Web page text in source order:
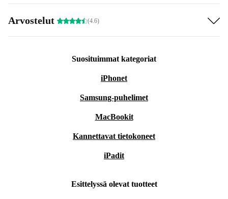
Arvostelut (4.6)
Suosituimmat kategoriat
iPhonet
Samsung-puhelimet
MacBookit
Kannettavat tietokoneet
iPadit
Esittelyssä olevat tuotteet